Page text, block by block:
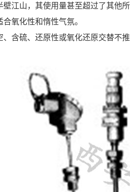
江山，其使用量甚至超过了其他
氧化性和惰性气氛。
、含硫、还原性或氧化还原交替不推